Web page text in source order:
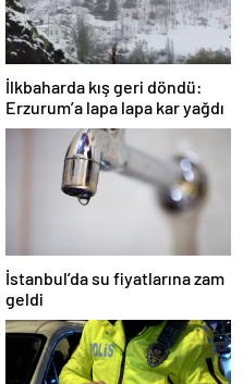
İlkbaharda kış geri döndü:
Erzurum’a lapa lapa kar yağdı
İstanbul’da su fiyatlarına zam
geldi